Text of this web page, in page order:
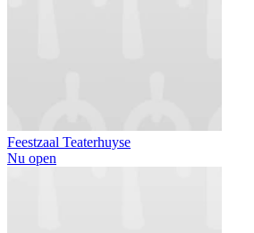
Feestzaal Teaterhuyse
Nu open